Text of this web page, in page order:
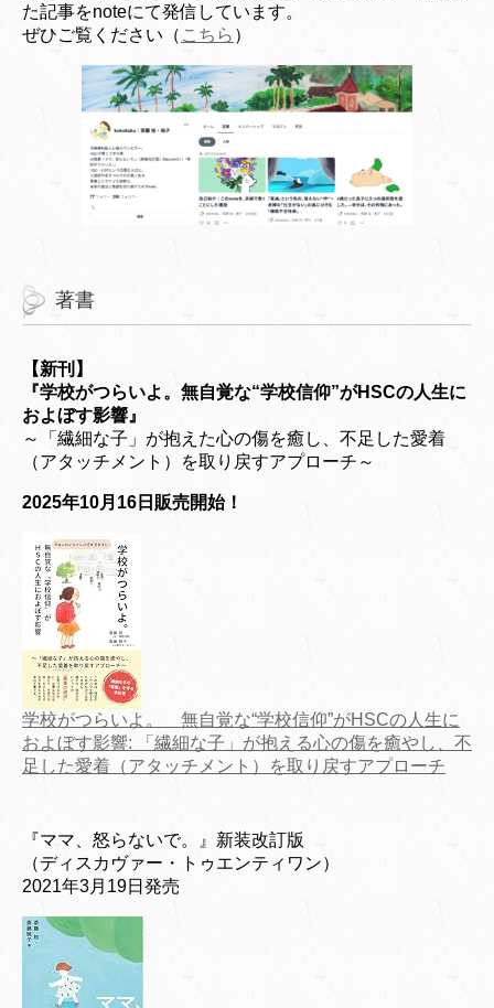
た記事をnoteにて発信しています。
ぜひご覧ください（ こちら ）
著書
【新刊】
『学校がつらいよ。無自覚な“学校信仰”がHSCの人生に
およぼす影響』
～「繊細な子」が抱えた心の傷を癒し、不足した愛着
（アタッチメント）を取り戻すアプローチ～
2025年10月16日販売開始！
学校がつらいよ。 無自覚な“学校信仰”がHSCの人生に
およぼす影響: 「繊細な子」が抱える心の傷を癒やし、不
足した愛着（アタッチメント）を取り戻すアプローチ
『ママ、怒らないで。』新装改訂版
（ディスカヴァー・トゥエンティワン）
2021年3月19日発売